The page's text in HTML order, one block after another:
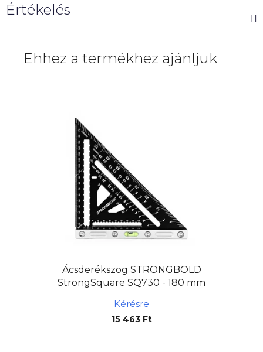
Értékelés
Ehhez a termékhez ajánljuk
Ácsderékszög STRONGBOLD
StrongSquare SQ730 - 180 mm
Kérésre
15 463 Ft